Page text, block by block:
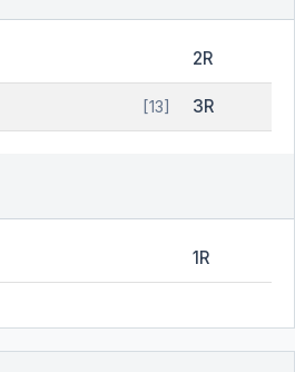
2R
[13] 3R
1R